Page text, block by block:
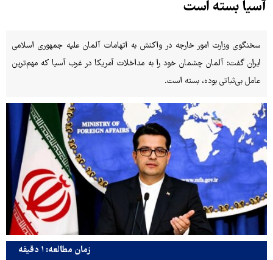
آسیا بسته است
سخنگوی وزارت امور خارجه در واکنش به اتهامات آلمان علیه جمهوری اسلامی
ایران گفت: آلمان چشمان خود را به مداخلات آمریکا در غرب آسیا که مهم‌ترین
عامل بی‌ثباتی بوده، بسته است.
زمان مطالعه: ۱ دقیقه